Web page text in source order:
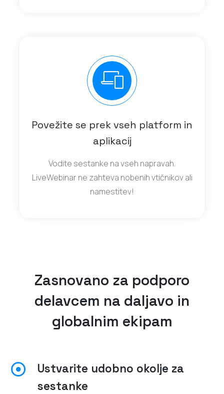
Povežite se prek vseh platform in
aplikacij
Vodite sestanke na vseh napravah.
LiveWebinar ne zahteva nobenih vtičnikov ali
namestitev!
Zasnovano za podporo
delavcem na daljavo in
globalnim ekipam
Ustvarite udobno okolje za
sestanke